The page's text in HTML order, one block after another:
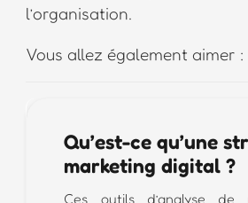
l’organisation.
Vous allez également aimer :
Qu’est-ce qu’une
marketing digital ?
Ces outils d’analyse de